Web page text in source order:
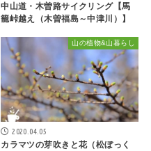
中山道・木曽路サイクリング【馬
籠峠越え（木曽福島～中津川）】
山の植物&山暮らし
2020.04.05
カラマツの芽吹きと花（松ぼっく